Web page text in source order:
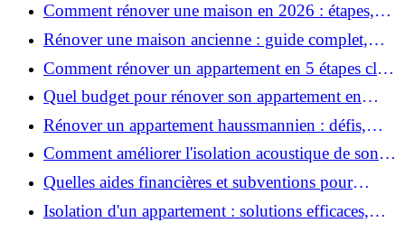
Comment rénover une maison en 2026 : étapes,
coûts et conseils ?
Rénover une maison ancienne : guide complet,
étapes, budget et astuces
Comment rénover un appartement en 5 étapes clés
?
Quel budget pour rénover son appartement en
2026 ?
Rénover un appartement haussmannien : défis,
conseils pratiques et estimation des prix
Comment améliorer l'isolation acoustique de son
appartement ?
Quelles aides financières et subventions pour
rénover votre appartement en 2026 ?
Isolation d'un appartement : solutions efficaces,